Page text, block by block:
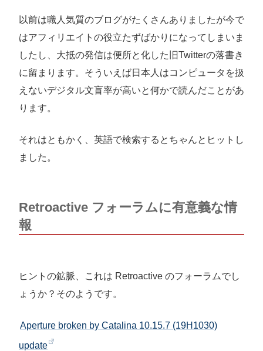
以前は職人気質のブログがたくさんありましたが今で
はアフィリエイトの役立たずばかりになってしまいま
したし、大抵の発信は便所と化した旧Twitterの落書き
に留まります。そういえば日本人はコンピュータを扱
えないデジタル文盲率が高いと何かで読んだことがあ
ります。
それはともかく、英語で検索するとちゃんとヒットし
ました。
Retroactive フォーラムに有意義な情
報
ヒントの鉱脈、これは Retroactive のフォーラムでし
ょうか？そのようです。
Aperture broken by Catalina 10.15.7 (19H1030)
update